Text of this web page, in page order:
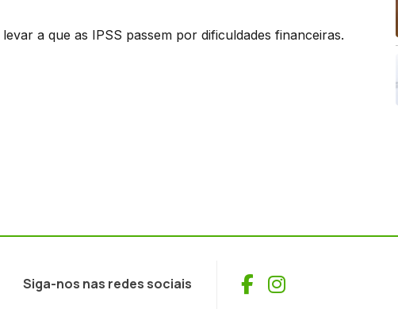
a que as IPSS passem por dificuldades financeiras.
Siga-nos nas redes sociais Facebook
Instagram